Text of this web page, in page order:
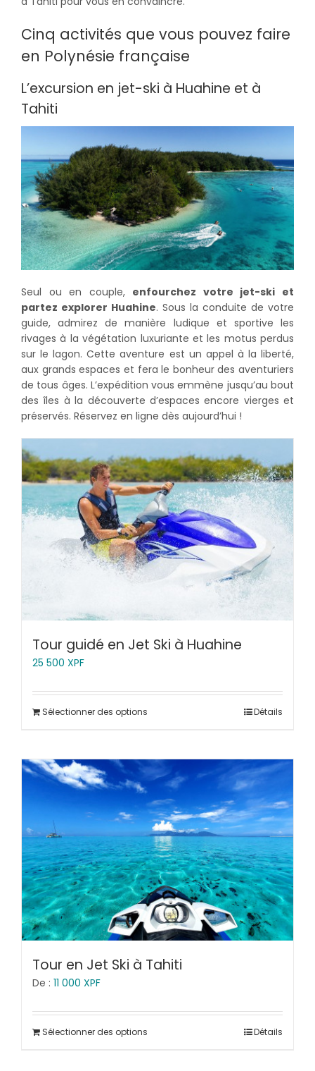
Cinq activités que vous pouvez faire
en Polynésie française
L’excursion en jet-ski à Huahine et à
Tahiti
Seul ou en couple, enfourchez votre jet-ski et
partez explorer Huahine. Sous la conduite de votre
guide, admirez de manière ludique et sportive les
rivages à la végétation luxuriante et les motus perdus
sur le lagon. Cette aventure est un appel à la liberté,
aux grands espaces et fera le bonheur des aventuriers
de tous âges. L’expédition vous emmène jusqu’au bout
des îles à la découverte d’espaces encore vierges et
préservés. Réservez en ligne dès aujourd’hui !
Tour guidé en Jet Ski à Huahine
25 500 XPF
Sélectionner des options Détails
Tour en Jet Ski à Tahiti
De : 11 000 XPF
Sélectionner des options Détails